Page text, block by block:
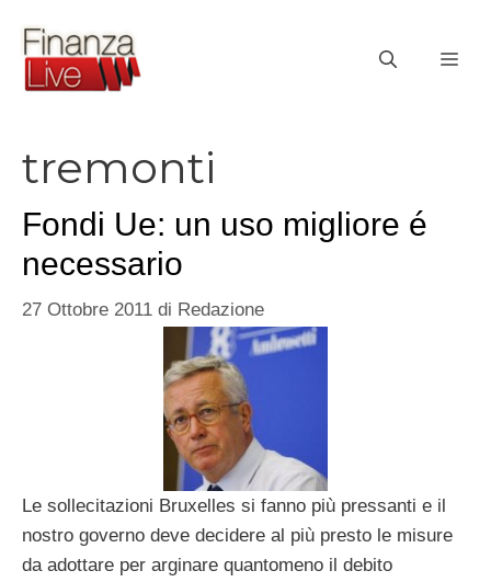
contenuto
tremonti
Fondi Ue: un uso migliore é
necessario
27 Ottobre 2011 di Redazione
Le sollecitazioni Bruxelles si fanno più pressanti e il
nostro governo deve decidere al più presto le misure
da adottare per arginare quantomeno il debito